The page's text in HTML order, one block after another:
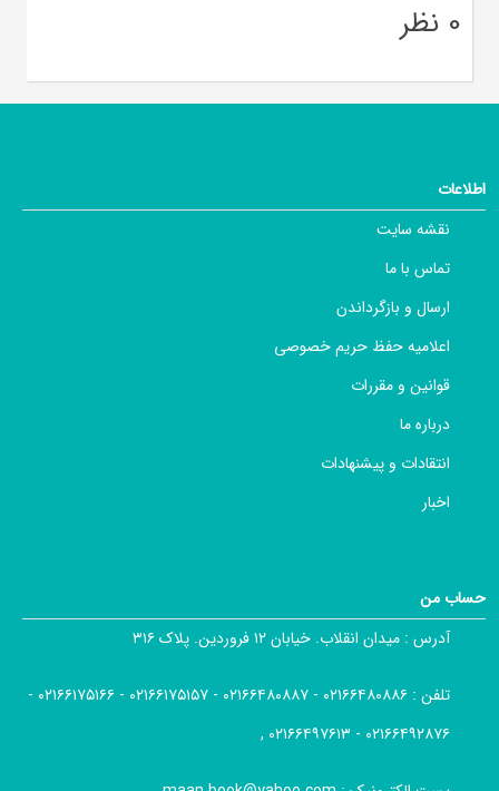
0 نظر
اطلاعات
نقشه سایت
تماس با ما
ارسال و بازگرداندن
اعلامیه حفظ حریم خصوصی
قوانین و مقررات
درباره ما
انتقادات و پیشنهادات
اخبار
حساب من
آدرس : میدان انقلاب. خیابان ۱۲ فروردین. پلاک ۳۱۶
تلفن :
۰۲۱۶۶۴۸۰۸۸۶ - ۰۲۱۶۶۴۸۰۸۸۷ - ۰۲۱۶۶۱۷۵۱۵۷ - ۰۲۱۶۶۱۷۵۱۶۶ -
۰۲۱۶۶۴۹۲۸۷۶ - ۰۲۱۶۶۴۹۷۶۱۳ ,